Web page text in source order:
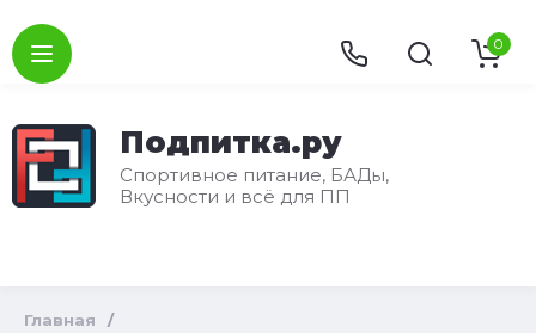
Подпитка.ру
Спортивное питание, БАДы,
Вкусности и всё для ПП
0
Главная /